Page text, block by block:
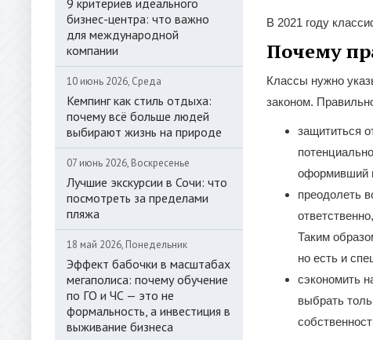
9 критериев идеального
бизнес-центра: что важно
для международной
компании
10 июнь 2026, Среда
Кемпинг как стиль отдыха:
почему всё больше людей
выбирают жизнь на природе
07 июнь 2026, Воскресенье
Лучшие экскурсии в Сочи: что
посмотреть за пределами
пляжа
18 май 2026, Понедельник
Эффект бабочки в масштабах
мегаполиса: почему обучение
по ГО и ЧС — это не
формальность, а инвестиция в
выживание бизнеса
В 2021 году
Почему
Классы нужно
законом.
защититься
оформивший
преодолеть
Таким
но есть и
сэкономить
выбрать